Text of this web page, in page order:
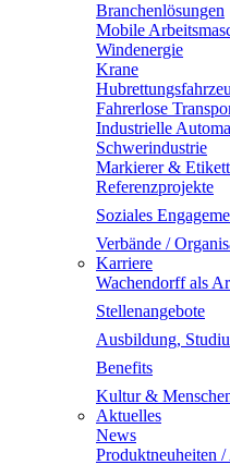
Branchenlösungen
Mobile
Windenergie
Krane
Fahrerlose
Industrielle
Schwerindustrie
Markierer &
Referenzprojekte
Soziales
Verbände /
Karriere
Wachendorff als
Stellenangebote
Ausbildung,
Benefits
Kultur &
Aktuelles
News
Produktneuheiten